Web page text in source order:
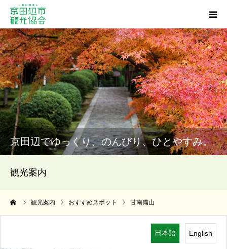
京田辺でゆっくり、のんびり、ひとやすみ。
観光案内
観光案内 おすすめスポット 甘南備山
日本語 English
観光スポット
グルメ
ショッピング
宿泊・温泉